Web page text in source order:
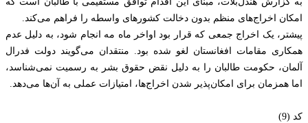
امکان اخراج‌های منظم بدون دخالت کشورهای واسطه را فراهم می‌کند.
پیشتر، یک اخراج جمعی که قرار بود اواخر ماه مه انجام شود، به دلیل عدم
همکاری مقامات افغانستان لغو شده بود. منتقدان می‌گویند دولت فدرال
آلمان، حکومت طالبان را به دلیل نقض حقوق بشر به رسمیت نمی‌شناسد،
اما همزمان برای امکان‌پذیر شدن اخراج‌ها، امتیازات عملی به آن‌ها می‌دهد.
کد (9)